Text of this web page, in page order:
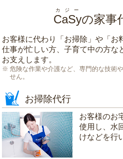
CaSy
カジー
の家事
お客様に代わり「 お掃除 」や「 お
仕事が忙しい方、子育て中の方な
お支えします。
危険な作業や介護など、専門的な技術
せん。
お掃除代行
お客様のお
使用し、水
けなどを行